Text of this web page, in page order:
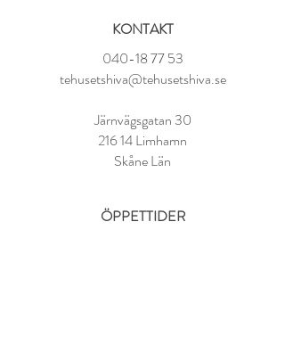
Låt dra i 2-4 minuter
KONTAKT
040-18 77 53
tehusetshiva@tehusetshiva.se
Järnvägsgatan 30
216 14 Limhamn
Skåne Län
ÖPPETTIDER